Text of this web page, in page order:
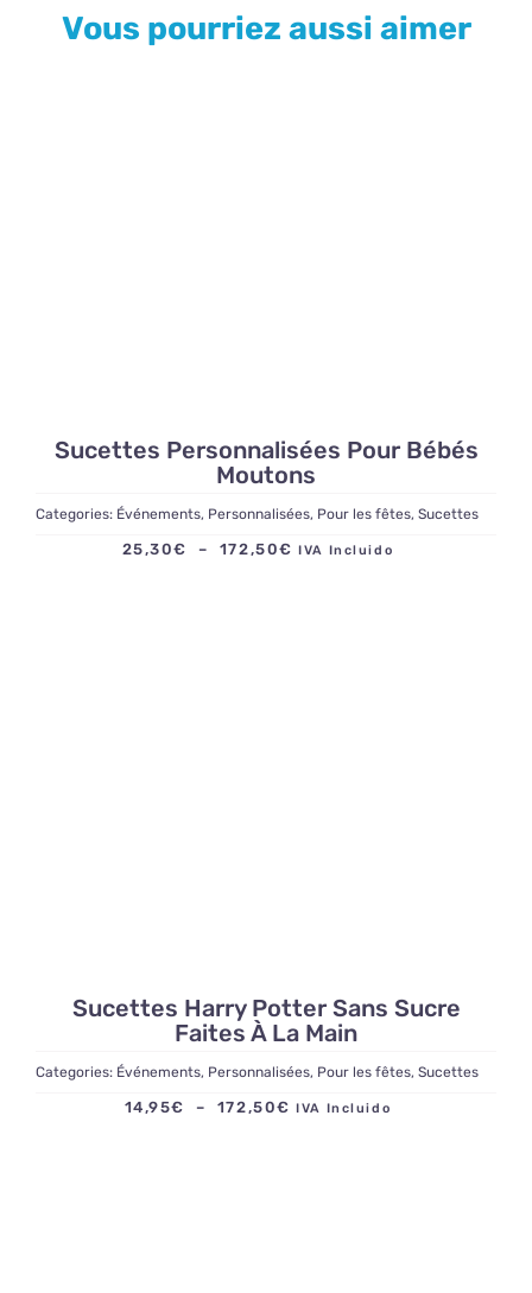
Vous pourriez aussi aimer
Sucettes Personnalisées Pour Bébés
Moutons
Categories: Événements, Personnalisées, Pour les fêtes, Sucettes
25,30€ – 172,50€ Plage
IVA Incluido
Sucettes Harry Potter Sans Sucre
Faites À La Main
Categories: Événements, Personnalisées, Pour les fêtes, Sucettes
14,95€ – 172,50€ Plage
IVA Incluido